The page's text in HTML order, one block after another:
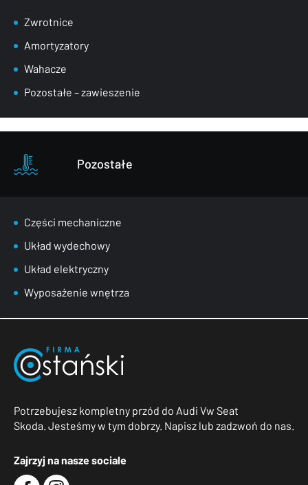
Zwrotnice
Amortyzatory
Wahacze
Pozostałe – zawieszenie
Pozostałe
Części mechaniczne
Układ wydechowy
Układ elektryczny
Wyposażenie wnętrza
Potrzebujesz kompletny przód do Audi Vw Seat
Skoda. Jesteśmy w tym dobrzy. Napisz lub zadzwoń do nas.
Zajrzyj na nasze sociale